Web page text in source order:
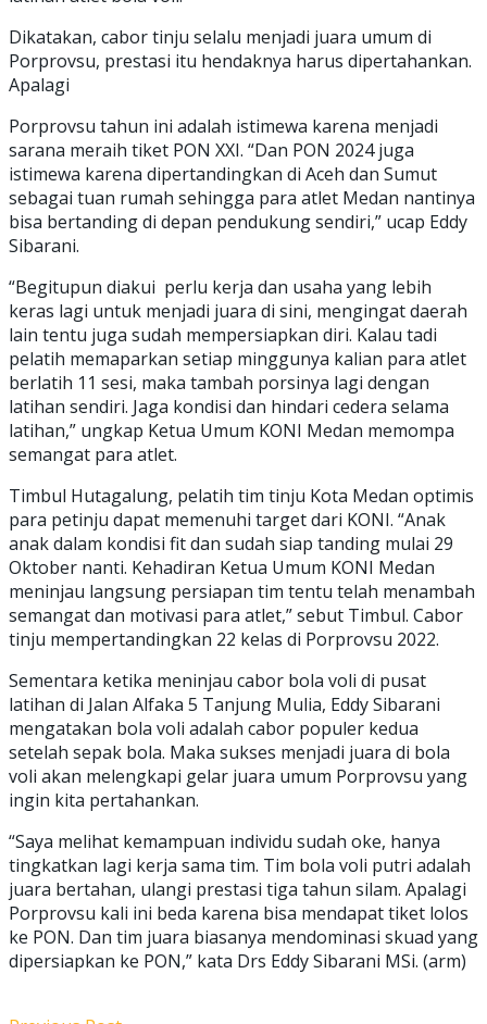
Dikatakan, cabor tinju selalu menjadi juara umum di
Porprovsu, prestasi itu hendaknya harus dipertahankan.
Apalagi
Porprovsu tahun ini adalah istimewa karena menjadi
sarana meraih tiket PON XXI. “Dan PON 2024 juga
istimewa karena dipertandingkan di Aceh dan Sumut
sebagai tuan rumah sehingga para atlet Medan nantinya
bisa bertanding di depan pendukung sendiri,” ucap Eddy
Sibarani.
“Begitupun diakui perlu kerja dan usaha yang lebih
keras lagi untuk menjadi juara di sini, mengingat daerah
lain tentu juga sudah mempersiapkan diri. Kalau tadi
pelatih memaparkan setiap minggunya kalian para atlet
berlatih 11 sesi, maka tambah porsinya lagi dengan
latihan sendiri. Jaga kondisi dan hindari cedera selama
latihan,” ungkap Ketua Umum KONI Medan memompa
semangat para atlet.
Timbul Hutagalung, pelatih tim tinju Kota Medan optimis
para petinju dapat memenuhi target dari KONI. “Anak
anak dalam kondisi fit dan sudah siap tanding mulai 29
Oktober nanti. Kehadiran Ketua Umum KONI Medan
meninjau langsung persiapan tim tentu telah menambah
semangat dan motivasi para atlet,” sebut Timbul. Cabor
tinju mempertandingkan 22 kelas di Porprovsu 2022.
Sementara ketika meninjau cabor bola voli di pusat
latihan di Jalan Alfaka 5 Tanjung Mulia, Eddy Sibarani
mengatakan bola voli adalah cabor populer kedua
setelah sepak bola. Maka sukses menjadi juara di bola
voli akan melengkapi gelar juara umum Porprovsu yang
ingin kita pertahankan.
“Saya melihat kemampuan individu sudah oke, hanya
tingkatkan lagi kerja sama tim. Tim bola voli putri adalah
juara bertahan, ulangi prestasi tiga tahun silam. Apalagi
Porprovsu kali ini beda karena bisa mendapat tiket lolos
ke PON. Dan tim juara biasanya mendominasi skuad yang
dipersiapkan ke PON,” kata Drs Eddy Sibarani MSi. (arm)